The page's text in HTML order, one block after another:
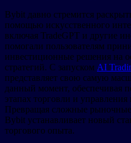
Bybit давно стремится
помощью искусственного
включая TradeGPT и другие
помогали пользователям
инвестиционные решения на
стратегий. С запуском AI
представляет свою самую
данный момент, обеспечивая
этапах торговли и
Превращая сложные
Bybit устанавливает новый
торгового опыта.